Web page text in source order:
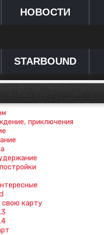
НОВОСТИ
STARBOUND
приключения
карту